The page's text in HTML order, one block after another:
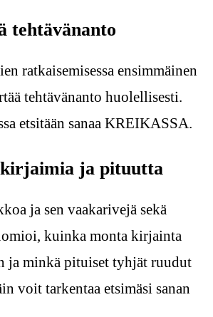
tehtävänanto
ratkaisemisessa ensimmäinen
tehtävänanto huolellisesti.
etsitään sanaa KREIKASSA.
kirjaimia ja pituutta
ja sen vaakarivejä sekä
kuinka monta kirjainta
ja minkä pituiset tyhjät ruudut
voit tarkentaa etsimäsi sanan